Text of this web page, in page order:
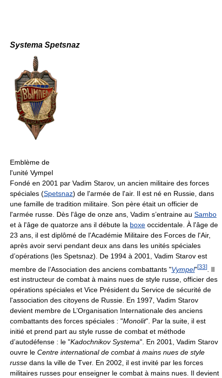
Systema Spetsnaz
Emblème de
l'unité Vympel
Fondé en 2001 par Vadim Starov, un ancien militaire des forces
spéciales (Spetsnaz) de l'armée de l'air. Il est né en Russie, dans
une famille de tradition militaire. Son père était un officier de
l'armée russe. Dès l'âge de onze ans, Vadim s’entraine au Sambo
et à l'âge de quatorze ans il débute la boxe occidentale. À l'âge de
23 ans, il est diplômé de l'Académie Militaire des Forces de l'Air,
après avoir servi pendant deux ans dans les unités spéciales
d’opérations (les Spetsnaz). De 1994 à 2001, Vadim Starov est
membre de l’Association des anciens combattants "Vympel"[33]
. Il
est instructeur de combat à mains nues de style russe, officier des
opérations spéciales et Vice Président du Service de sécurité de
l'association des citoyens de Russie. En 1997, Vadim Starov
devient membre de L’Organisation Internationale des anciens
combattants des forces spéciales : "Monolit". Par la suite, il est
initié et prend part au style russe de combat et méthode
d’autodéfense : le "Kadochnikov Systema". En 2001, Vadim Starov
ouvre le Centre international de combat à mains nues de style
russe dans la ville de Tver. En 2002, il est invité par les forces
militaires russes pour enseigner le combat à mains nues. Il devient